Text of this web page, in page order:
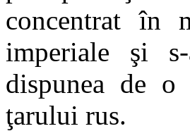
concentrat în
imperiale şi
dispunea de o
ţarului rus.